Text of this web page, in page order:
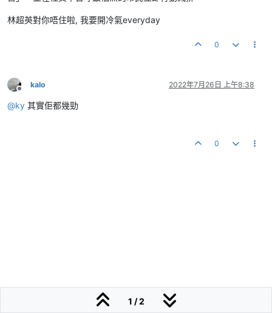
林超英對你唔住啦, 我要開冷氣everyday
0
離線
kalo 2022年7月26日 上午8:38
@ky 其實佢都幾勁
0
1 / 2